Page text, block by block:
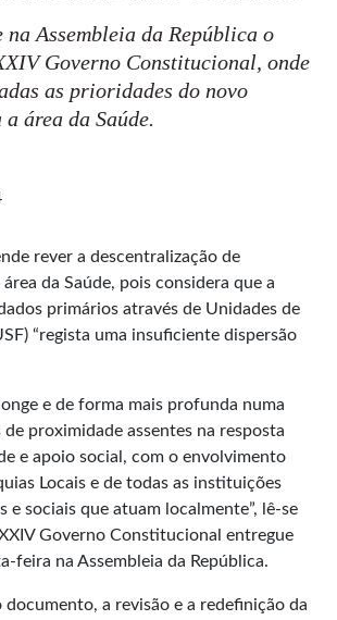
na Assembleia da República o
Governo Constitucional, onde
as prioridades do novo
área da Saúde.
rever a descentralização de
da Saúde, pois considera que a
primários através de Unidades de
“regista uma insuficiente dispersão
e de forma mais profunda numa
de proximidade assentes na resposta
e apoio social, com o envolvimento
Locais e de todas as instituições
e sociais que atuam localmente”, lê-se
Governo Constitucional entregue
feira na Assembleia da República.
documento, a revisão e a redefinição da